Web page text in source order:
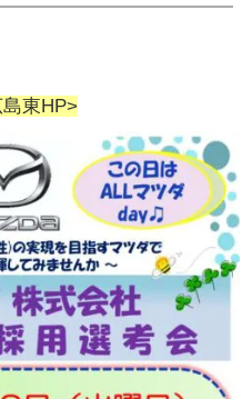
東HP>